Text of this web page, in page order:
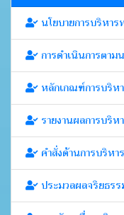
นโยบายการบริหา
การดำเนินการตา
หลักเกณฑ์การบริ
รายงานผลการบริ
คำสั่งด้านการบริห
ประมวลผลจริยธร